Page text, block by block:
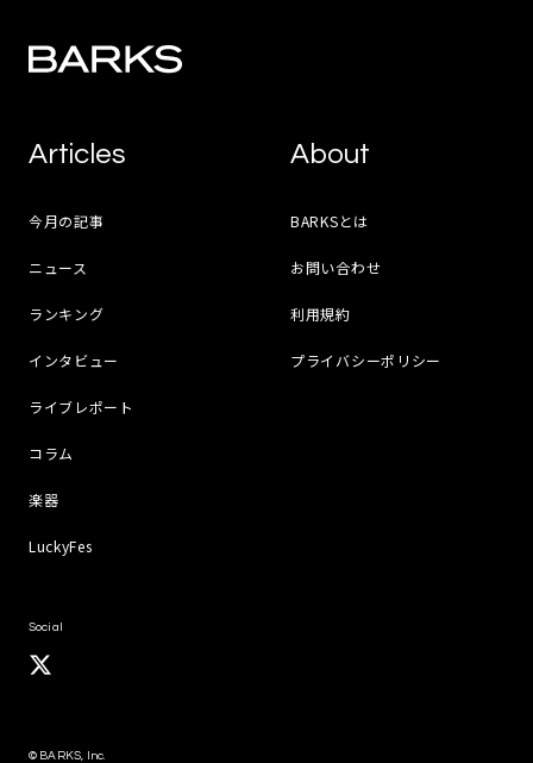
Articles
今月の記事
ニュース
ランキング
インタビュー
ライブレポート
コラム
楽器
LuckyFes
About
BARKSとは
お問い合わせ
利用規約
プライバシーポリシー
Social
© BARKS, Inc.